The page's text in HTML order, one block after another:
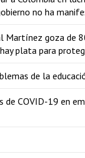
no ha
Martínez goza de
plata para
de la
de COVID-19 en